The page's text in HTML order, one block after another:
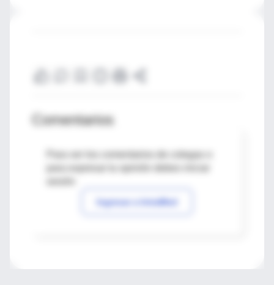
Comentarios
Para ver los comentarios de colegas o
Ingresar a IntraMed